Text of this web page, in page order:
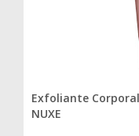
Exfoliante
NUXE